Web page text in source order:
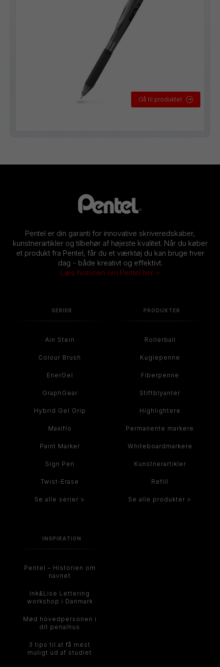
Gå til produktet
Pentel er din garanti for innovative skriveredskaber,
kunstnerartikler og tilbehør af højeste kvalitet. Når du køber
et produkt fra Pentel, får du et værktøj du kan bruge hver
dag - både kreativt og effektivt.
Læs historien om Pentel her >
SERIER
Ain Stein
Colour Brush
EnerGel
GraphGear
Hybrid Gel Grip
Maxiflo
Paint Marker
Sign Pen
Twist-Erase
Se alle serier >
PRODUKTER
Rollerball
Kuglepenne
Fiberpenne
Stiftblyanter
Highlightere
Permanente markere
Whiteboardmarkere
Kunstnerartikler
Refill
Se alle produkter >
INSPIRATION
Pentel – Historien om
navnet
Ink&Lise Lettering
workshop i Danmark
Mød hovedpersonen i
dit penalhus
3 tips til at få mest
muligt ud af studiet